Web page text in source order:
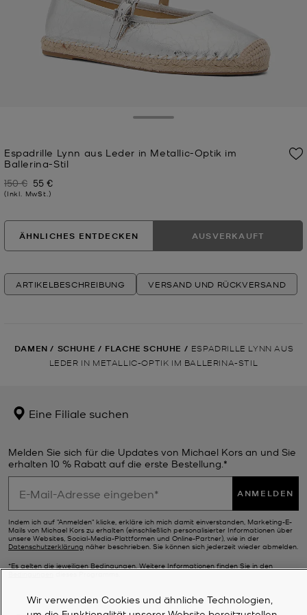
Espadrille Lynn aus Leder in Metallic-Optik im
Ballerina-Stil
Zuvor
150 € Jetzt
55 €
(Inkl. MwSt.)
ÄHNLICHES ENTDECKEN AUSVERKAUFT
ARTIKELBESCHREIBUNG VERSAND UND RÜCKVERSAND
DAMEN / SCHUHE / FLACHE SCHUHE / ESPADRILLE LYNN AUS
LEDER IN METALLIC-OPTIK IM BALLERINA-STIL
Eine Filiale suchen
Melden Sie sich für die Updates von Michael Kors an und Sie
erhalten 10 % Rabatt auf die erste Bestellung.*
ANMELDEN
Indem ich auf "Anmelden" klicke, erkläre ich mich damit einverstanden, Marketing-E-
Mails von Michael Kors zu erhalten (einschließlich personalisierter Informationen über
unsere Websites, Social-Media-Plattformen und Online-Partner), wie in der
Datenschutzerklärung näher beschrieben. Sie können sich jederzeit wieder abmelden.
*Es gelten die jeweiligen Bedingungen. Weitere Informationen finden Sie in den
Wir verwenden Cookies und ähnliche Technologien,